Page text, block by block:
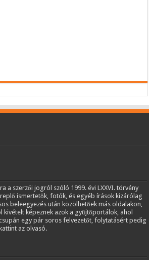
a szerzői jogról szóló 1999. évi LXXVI. törvény
ismertetők, fotók, és egyéb írások kizárólag
beleegyezés után közölhetőek más oldalakon,
kivételt képeznek azok a gyűjtőportálok, ahol
egy pár soros felvezetőt, folytatásért pedig
az olvasó.